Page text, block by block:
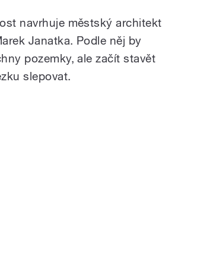
navrhuje městský architekt
Janatka. Podle něj by
pozemky, ale začít stavět
slepovat.